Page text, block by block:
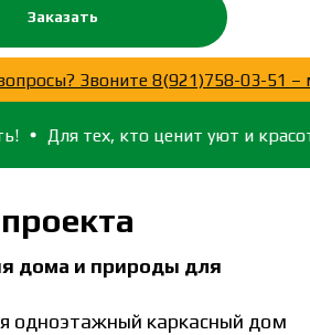
Заказать
вопросы? Звоните
тех, кто ценит уют и красоту...
дома и природы для
одноэтажный каркасный дом